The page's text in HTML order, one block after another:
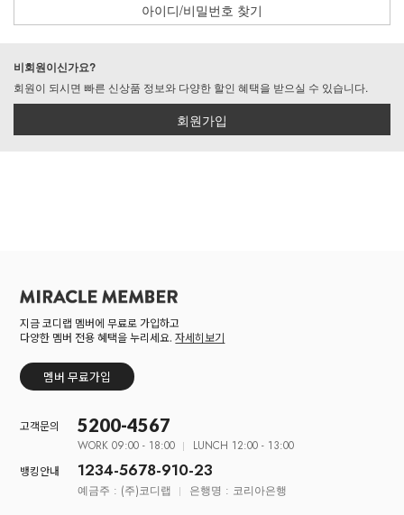
아이디/비밀번호 찾기
비회원이신가요?
회원이 되시면 빠른 신상품 정보와 다양한 할인 혜택을 받으실 수 있습니다.
회원가입
지금 코디랩 멤버에 무료로 가입하고
다양한 멤버 전용 혜택을 누리세요.자세히보기
멤버 무료가입
고객문의 5200-4567
WORK 09:00 - 18:00 LUNCH 12:00 - 13:00
뱅킹안내 1234-5678-910-23
예금주 : (주)코디랩 은행명 : 코리아은행